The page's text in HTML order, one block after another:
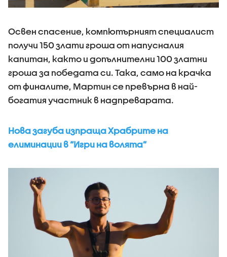
Освен спасение, компютърният специалист
получи 150 злати гроша от напусналия
капитан, както и допълнителни 100 златни
гроша за победата си. Така, само на крачка
от финалите, Мартин се превърна в най-
богатия участник в надпреварата.
Нова загуба изпраща Храбрите на
елиминации в “Игри на волята”